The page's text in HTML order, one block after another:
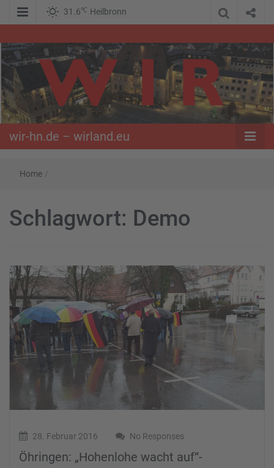
31.6℃ Heilbronn
wir-hn.de –
wirland.eu
wir-hn.de – wirland.eu
Home /
Schlagwort: Demo
28. Februar 2016 No Responses
Öhringen: „Hohenlohe wacht auf“-